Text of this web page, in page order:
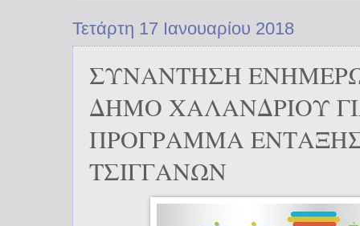
Τετάρτη 17 Ιανουαρίου 2018
ΣΥΝΑΝΤΗΣΗ
ΔΗΜΟ ΧΑΛΑΝΔΡΙΟΥ
ΠΡΟΓΡΑΜΜΑ
ΤΣΙΓΓΑΝΩΝ